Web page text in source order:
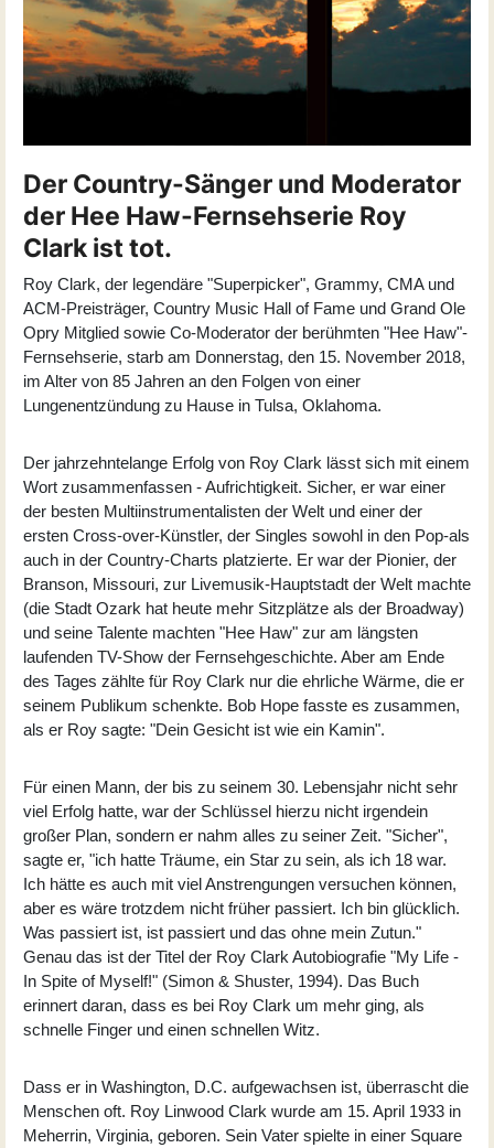
Der Country-Sänger und Moderator
der Hee Haw-Fernsehserie Roy
Clark ist tot.
Roy Clark, der legendäre "Superpicker", Grammy, CMA und
ACM-Preisträger, Country Music Hall of Fame und Grand Ole
Opry Mitglied sowie Co-Moderator der berühmten "Hee Haw"-
Fernsehserie, starb am Donnerstag, den 15. November 2018,
im Alter von 85 Jahren an den Folgen von einer
Lungenentzündung zu Hause in Tulsa, Oklahoma.
Der jahrzehntelange Erfolg von Roy Clark lässt sich mit einem
Wort zusammenfassen - Aufrichtigkeit. Sicher, er war einer
der besten Multiinstrumentalisten der Welt und einer der
ersten Cross-over-Künstler, der Singles sowohl in den Pop-als
auch in der Country-Charts platzierte. Er war der Pionier, der
Branson, Missouri, zur Livemusik-Hauptstadt der Welt machte
(die Stadt Ozark hat heute mehr Sitzplätze als der Broadway)
und seine Talente machten "Hee Haw" zur am längsten
laufenden TV-Show der Fernsehgeschichte. Aber am Ende
des Tages zählte für Roy Clark nur die ehrliche Wärme, die er
seinem Publikum schenkte. Bob Hope fasste es zusammen,
als er Roy sagte: "Dein Gesicht ist wie ein Kamin".
Für einen Mann, der bis zu seinem 30. Lebensjahr nicht sehr
viel Erfolg hatte, war der Schlüssel hierzu nicht irgendein
großer Plan, sondern er nahm alles zu seiner Zeit. "Sicher",
sagte er, "ich hatte Träume, ein Star zu sein, als ich 18 war.
Ich hätte es auch mit viel Anstrengungen versuchen können,
aber es wäre trotzdem nicht früher passiert. Ich bin glücklich.
Was passiert ist, ist passiert und das ohne mein Zutun."
Genau das ist der Titel der Roy Clark Autobiografie "My Life -
In Spite of Myself!" (Simon & Shuster, 1994). Das Buch
erinnert daran, dass es bei Roy Clark um mehr ging, als
schnelle Finger und einen schnellen Witz.
Dass er in Washington, D.C. aufgewachsen ist, überrascht die
Menschen oft. Roy Linwood Clark wurde am 15. April 1933 in
Meherrin, Virginia, geboren. Sein Vater spielte in einer Square